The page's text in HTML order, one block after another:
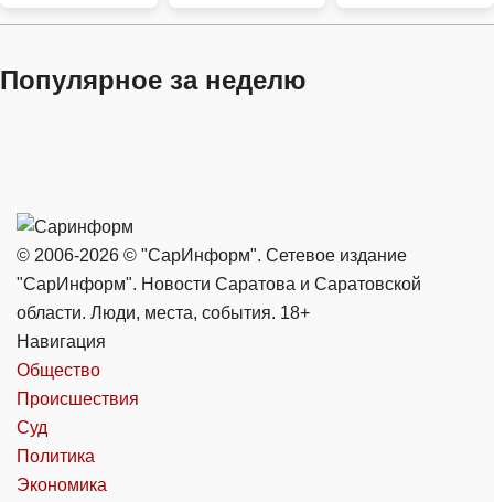
Популярное за неделю
© 2006-2026 © "СарИнформ". Сетевое издание
"СарИнформ". Новости Саратова и Саратовской
области. Люди, места, события. 18+
Навигация
Общество
Происшествия
Суд
Политика
Экономика